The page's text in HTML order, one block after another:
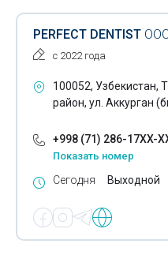
PERFECT DENTIST
с 2022 года
100052, Узбекистан,
район, ул. Аккурган
+998 (71) 286-17XX-
Показать номер
Сегодня Выходной